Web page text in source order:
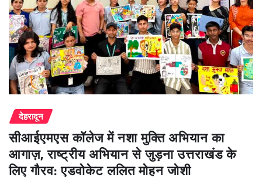
देहरादून
सीआईएमएस कॉलेज में नशा मुक्ति अभियान का
आगाज़, राष्ट्रीय अभियान से जुड़ना उत्तराखंड के
लिए गौरव: एडवोकेट ललित मोहन जोशी